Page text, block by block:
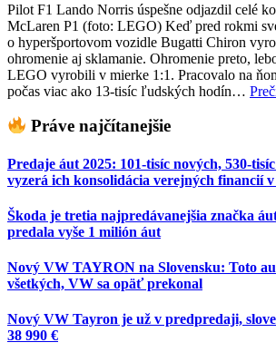
Pilot F1 Lando Norris úspešne odjazdil celé
McLaren P1 (foto: LEGO) Keď pred rokmi
o hyperšportovom vozidle Bugatti Chiron
ohromenie aj sklamanie. Ohromenie preto,
LEGO vyrobili v mierke 1:1. Pracovalo na
počas viac ako 13-tisíc ľudských hodín…
Práve najčítanejšie
Predaje áut 2025: 101-tisíc nových, 530-
vyzerá ich konsolidácia verejných financií
Škoda je tretia najpredávanejšia značka
predala vyše 1 milión áut
Nový VW TAYRON na Slovensku: Toto
všetkých, VW sa opäť prekonal
Nový VW Tayron je už v predpredaji,
38 990 €